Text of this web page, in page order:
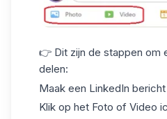
👉 Dit zijn de stappen om
delen:
Maak een LinkedIn bericht
Klik op het Foto of Video